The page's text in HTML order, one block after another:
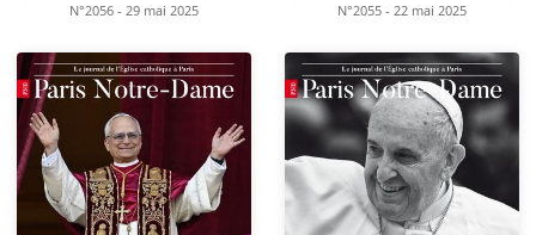
N°2056 - 29 mai 2025 N°2055 - 22 mai 2025